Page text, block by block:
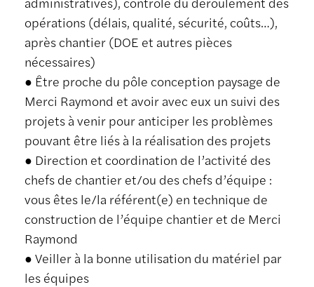
opérations (délais, qualité, sécurité, coûts…),
après chantier (DOE et autres pièces
nécessaires)
● Être proche du pôle conception paysage de
Merci Raymond et avoir avec eux un suivi des
projets à venir pour anticiper les problèmes
pouvant être liés à la réalisation des projets
● Direction et coordination de l’activité des
chefs de chantier et/ou des chefs d’équipe :
vous êtes le/la référent(e) en technique de
construction de l’équipe chantier et de Merci
Raymond
● Veiller à la bonne utilisation du matériel par
les équipes